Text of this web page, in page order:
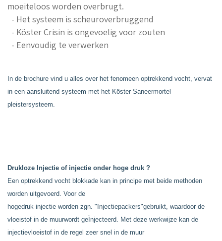
moeiteloos worden overbrugt.
- Het systeem is scheuroverbruggend
- Köster Crisin is ongevoelig voor zouten
- Eenvoudig te verwerken
In de brochure vind u alles over het fenomeen optrekkend vocht, vervat
in een aansluitend systeem met het Köster Saneermortel
pleistersysteem.
Drukloze Injectie of injectie onder hoge druk ?
Een optrekkend vocht blokkade kan in principe met beide methoden
worden uitgevoerd. Voor de
hogedruk injectie worden zgn. "Injectiepackers"gebruikt, waardoor de
vloeistof in de muurwordt geÏnjecteerd. Met deze werkwijze kan de
injectievloeistof in de regel zeer snel in de muur